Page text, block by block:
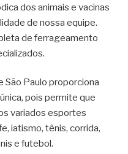
dos animais e vacinas
de nossa equipe.
de ferrageamento
São Paulo proporciona
pois permite que
variados esportes
iatismo, tênis, corrida,
e futebol.